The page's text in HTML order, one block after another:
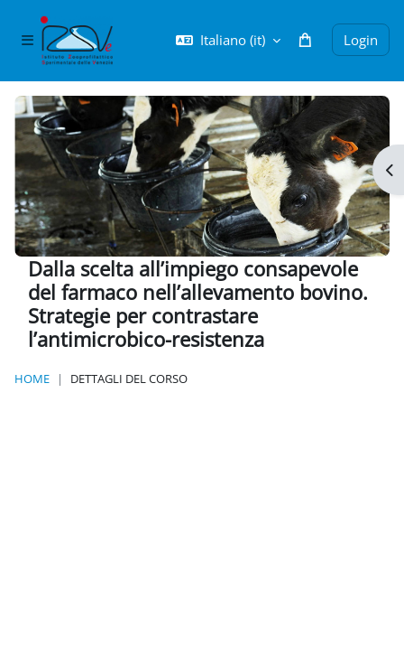
Pannello laterale Italiano ‎(it)‎ Login
Dalla scelta all’impiego consapevole
del farmaco nell’allevamento bovino.
Strategie per contrastare
l’antimicrobico-resistenza
HOME DETTAGLI DEL CORSO